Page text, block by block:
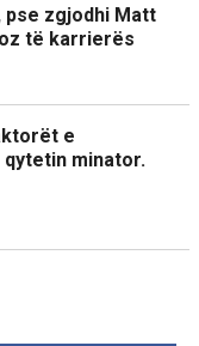
pse zgjodhi Matt
të karrierës
e
minator.